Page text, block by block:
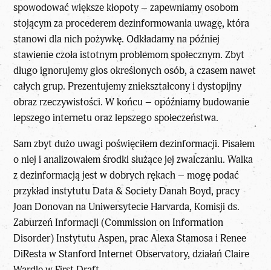
spowodować większe kłopoty – zapewniamy osobom
stojącym za procederem dezinformowania uwagę, która
stanowi dla nich pożywkę. Odkładamy na później
stawienie czoła istotnym problemom społecznym. Zbyt
długo ignorujemy głos określonych osób, a czasem nawet
całych grup. Prezentujemy zniekształcony i dystopijny
obraz rzeczywistości. W końcu – opóźniamy budowanie
lepszego internetu oraz lepszego społeczeństwa.
Sam zbyt dużo uwagi poświęciłem dezinformacji. Pisałem
o niej i analizowałem środki służące jej zwalczaniu. Walka
z dezinformacją jest w dobrych rękach – mogę podać
przykład instytutu Data & Society Danah Boyd, pracy
Joan Donovan na Uniwersytecie Harvarda, Komisji ds.
Zaburzeń Informacji (Commission on Information
Disorder) Instytutu Aspen, prac Alexa Stamosa i Renee
DiResta w Stanford Internet Observatory, działań Claire